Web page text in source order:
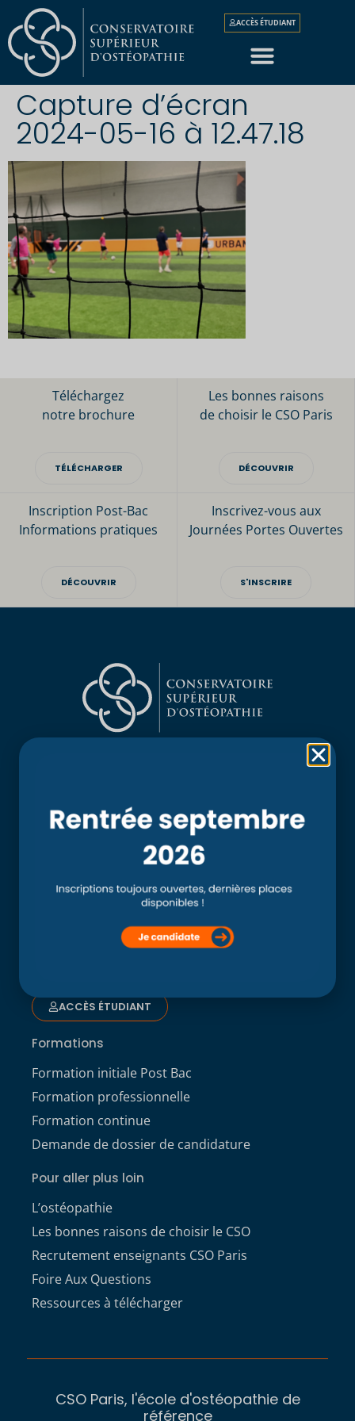
ACCÈS ÉTUDIANT
Capture d’écran
2024-05-16 à 12.47.18
Téléchargez
notre brochure
TÉLÉCHARGER
Les bonnes raisons
de choisir le CSO Paris
DÉCOUVRIR
Inscription Post-Bac
Informations pratiques
DÉCOUVRIR
Inscrivez-vous aux
Journées Portes Ouvertes
S'INSCRIRE
Accueil
Recherche
Clinique ostéopathique interne du CSO Paris
Service aux étudiants
ACCÈS ÉTUDIANT
Formations
Formation initiale Post Bac
Formation professionnelle
Formation continue
Demande de dossier de candidature
Pour aller plus loin
L’ostéopathie
Les bonnes raisons de choisir le CSO
Recrutement enseignants CSO Paris
Foire Aux Questions
Ressources à télécharger
CSO Paris, l'école d'ostéopathie de
référence